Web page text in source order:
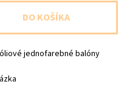
jednofarebné balóny